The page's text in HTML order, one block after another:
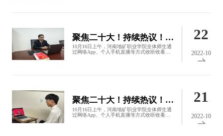
聚焦二十大！持续热议！思政课教师说（二）
10月16日上午，河南地矿职业学院全体师生通
过网络App、个人手机直播等方式收听收看党
22
2022-10
聚焦二十大！持续热议！青马学员说（一）
10月16日上午，河南地矿职业学院全体师生通
过网络App、个人手机直播等方式收听收看党
21
2022-10